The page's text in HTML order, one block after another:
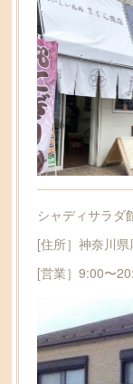
シャディサラ
[住所］神奈川
[営業］9:00〜